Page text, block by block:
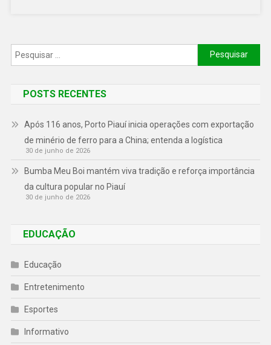
POSTS RECENTES
Após 116 anos, Porto Piauí inicia operações com exportação
de minério de ferro para a China; entenda a logística
30 de junho de 2026
Bumba Meu Boi mantém viva tradição e reforça importância
da cultura popular no Piauí
30 de junho de 2026
EDUCAÇÃO
Educação
Entretenimento
Esportes
Informativo